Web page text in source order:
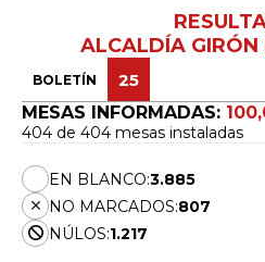
ALCALDÍA GIRÓN
BOLETÍN 25
MESAS INFORMADAS:
404 de 404 mesas instaladas
EN BLANCO:3.885
NO MARCADOS:807
NÚLOS:1.217